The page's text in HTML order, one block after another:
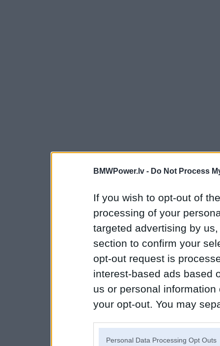
BMWPower.lv - Do Not Process
If you wish to opt-out of
processing of your
targeted advertising by
section to confirm your
opt-out request is
interest-based ads based
us or personal
your opt-out. You may
Personal Data Processing Opt Outs